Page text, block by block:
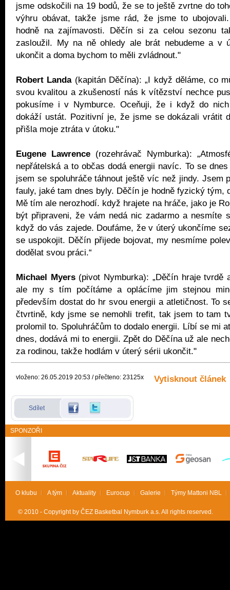
jsme odskočili na 19 bodů, že se to ještě zvrtne do
výhru obávat, takže jsme rád, že jsme to
hodně na zajímavosti. Děčín si za celou sezonu
zasloužil. My na ně ohledy ale brát nebudeme a v
ukončit a doma bychom to měli zvládnout."
Robert Landa(kapitán Děčína): „I když děláme, co
svou kvalitou a zkušeností nás k vítězství nechce
pokusíme i v Nymburce. Oceňuji, že i když do
dokáží ustát. Pozitivní je, že jsme se dokázali vrátit
přišla moje ztráta v útoku."
Eugene Lawrence (rozehrávač Nymburka):
nepřátelská a to občas dodá energii navíc. To se
jsem se spoluhráče táhnout ještě víc než jindy. Jsem
fauly, jaké tam dnes byly. Děčín je hodně fyzický tým,
Mě tím ale nerozhodí. když hrajete na hráče, jako je
být připraveni, že vám nedá nic zadarmo a nesmíte
když do vás zajede. Doufáme, že v úterý ukončíme
se uspokojit. Děčín přijede bojovat, my nesmíme
dodělat svou práci.“
Michael Myers(pivot Nymburka): „Děčín hraje tvrdě
ale my s tím počítáme a oplácíme jim stejnou
především dostat do hr svou energii a atletičnost. To
čtvrtině, kdy jsme se nemohli trefit, tak jsem to tam
prolomil to. Spoluhráčům to dodalo energii. Líbí se mi
dnes, dodává mi to energii. Zpět do Děčína už ale
za rodinou, takže hodlám v úterý sérii ukončit."
vloženo: 26.05.2019 20:53 / přečteno: 23125x Vytisknout článek
Sdílet
SPONZOŘI
O klubu A tým Aktuality Eurocup Galerie Týmy Mattoni NBL
© 2010 - Copyright by ČEZ Basketbal Nymburk a.s. All rights reserved.